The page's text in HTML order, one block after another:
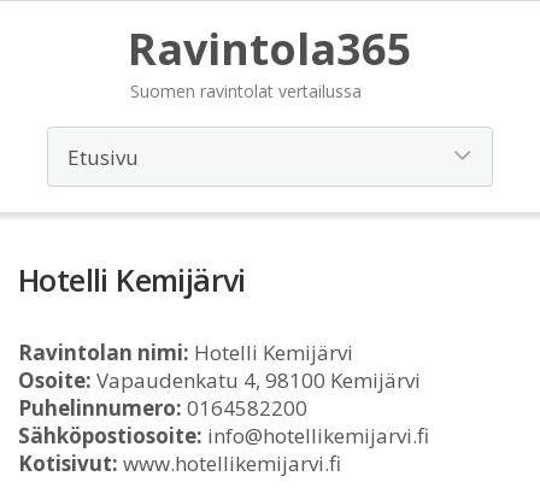
Ravintola365
Suomen ravintolat vertailussa
Hotelli Kemijärvi
Ravintolan nimi: Hotelli Kemijärvi
Osoite: Vapaudenkatu 4, 98100 Kemijärvi
Puhelinnumero: 0164582200
Sähköpostiosoite: info@hotellikemijarvi.fi
Kotisivut: www.hotellikemijarvi.fi